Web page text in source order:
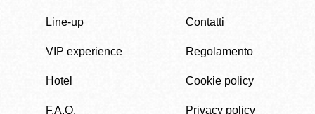
Line-up
VIP experience
Hotel
F.A.Q.
Contatti
Regolamento
Cookie policy
Privacy policy